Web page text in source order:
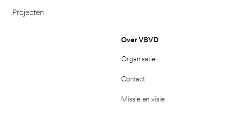
Projecten
Over VBVD
Organisatie
Contact
Missie en visie